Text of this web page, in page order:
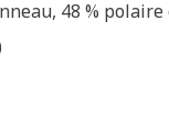
48 %